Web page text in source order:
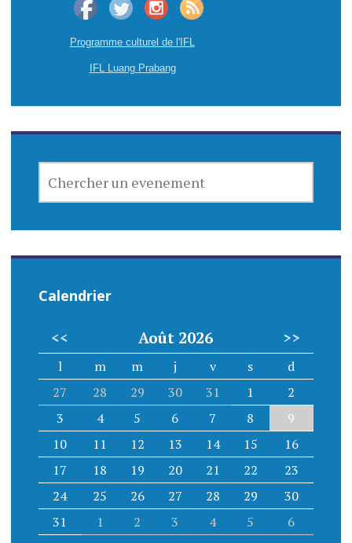
Programme culturel de l'IFL
IFL Luang Prabang
UN
Calendrier
<< Août 2026 >>
l m m j v s
d
27
28 29 30 31 1
2
3
4 5 6 7 8
9
10
11 12 13 14 15
16
17
18 19 20 21 22
23
24
25 26 27 28 29
30
31
1 2 3 4 5 6